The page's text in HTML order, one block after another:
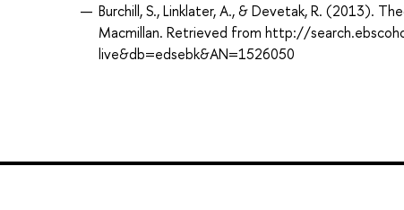
Burchill, S., Linklater, A., & Devetak, R. (2013).
Macmillan. Retrieved from http://
live&db=edsebk&AN=1526050